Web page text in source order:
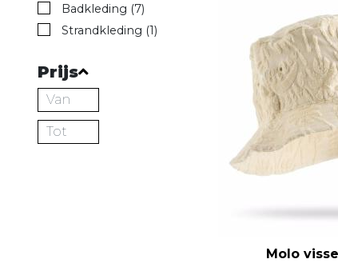
Badkleding (7)
Strandkleding (1)
Prijs
Molo